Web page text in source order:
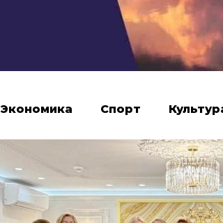
Экономика Спорт